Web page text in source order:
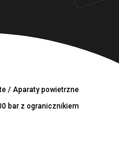
/ Aparaty powietrzne
bar z ogranicznikiem